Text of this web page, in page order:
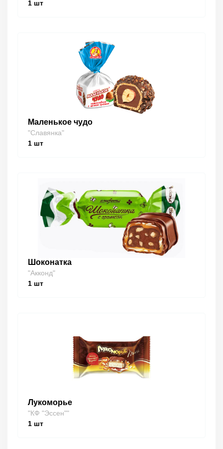
1 шт
Маленькое чудо
"Славянка"
1 шт
Шоконатка
"Акконд"
1 шт
Лукоморье
"КФ "Эссен""
1 шт